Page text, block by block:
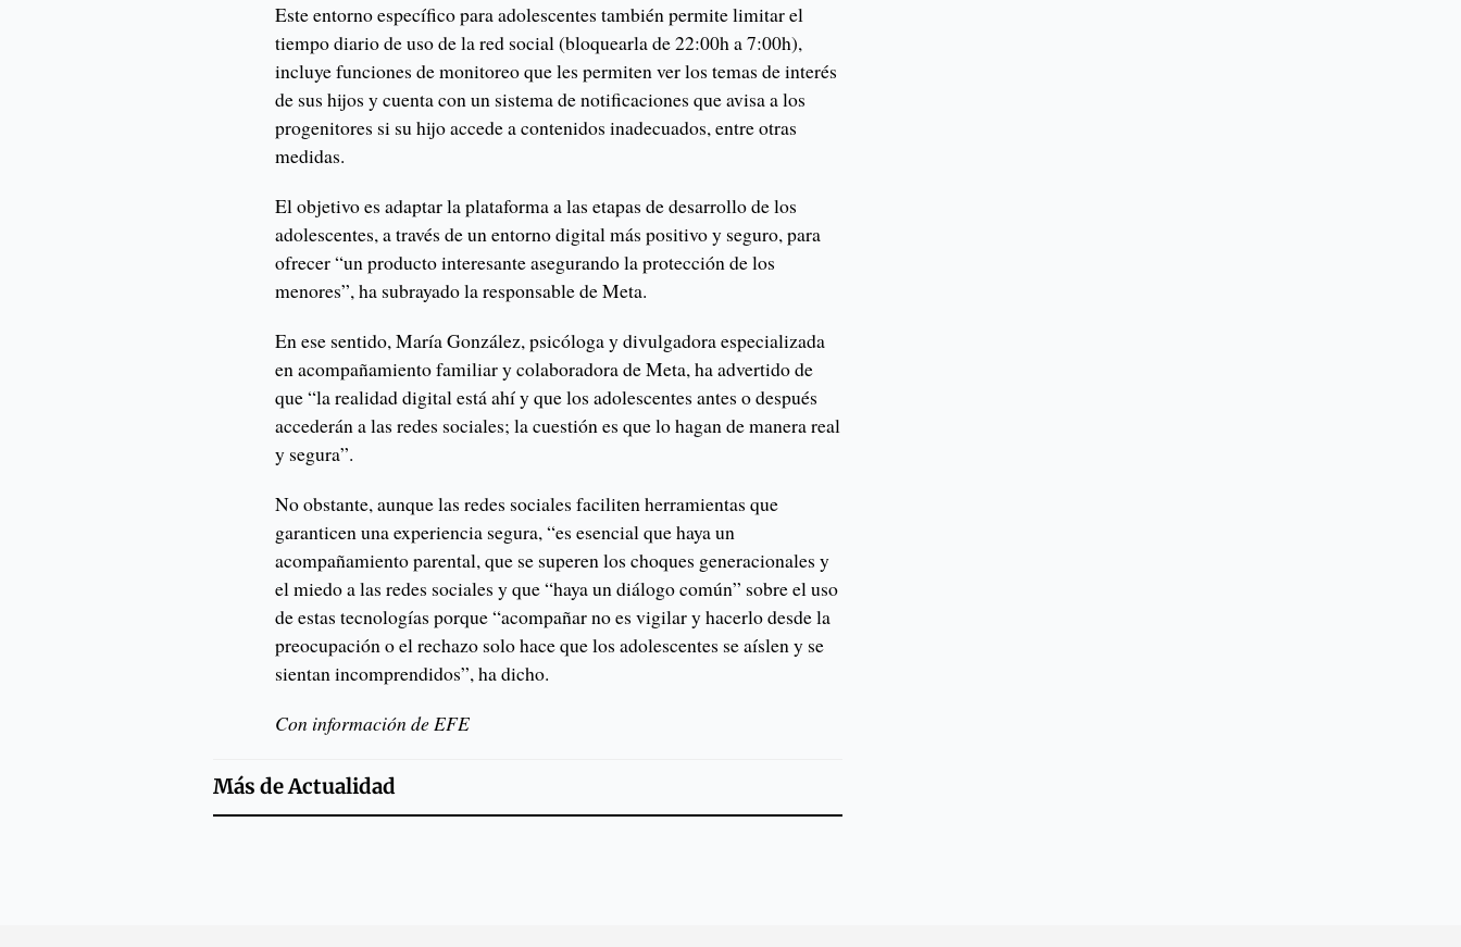
Este entorno específico para adolescentes también permite limitar el
tiempo diario de uso de la red social (bloquearla de 22:00h a 7:00h),
incluye funciones de monitoreo que les permiten ver los temas de interés
de sus hijos y cuenta con un sistema de notificaciones que avisa a los
progenitores si su hijo accede a contenidos inadecuados, entre otras
medidas.
El objetivo es adaptar la plataforma a las etapas de desarrollo de los
adolescentes, a través de un entorno digital más positivo y seguro, para
ofrecer “un producto interesante asegurando la protección de los
menores”, ha subrayado la responsable de Meta.
En ese sentido, María González, psicóloga y divulgadora especializada
en acompañamiento familiar y colaboradora de Meta, ha advertido de
que “la realidad digital está ahí y que los adolescentes antes o después
accederán a las redes sociales; la cuestión es que lo hagan de manera real
y segura”.
No obstante, aunque las redes sociales faciliten herramientas que
garanticen una experiencia segura, “es esencial que haya un
acompañamiento parental, que se superen los choques generacionales y
el miedo a las redes sociales y que “haya un diálogo común” sobre el uso
de estas tecnologías porque “acompañar no es vigilar y hacerlo desde la
preocupación o el rechazo solo hace que los adolescentes se aíslen y se
sientan incomprendidos”, ha dicho.
Con información de EFE
Más deActualidad